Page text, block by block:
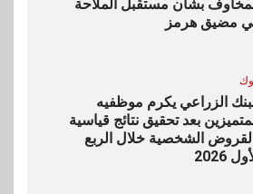
بشأن مستقبل الملاحة
مضيق هرمز
الزراعي يكرم موظفيه
بعد تحقيق نتائج قياسية
الشخصية خلال الربع
2026